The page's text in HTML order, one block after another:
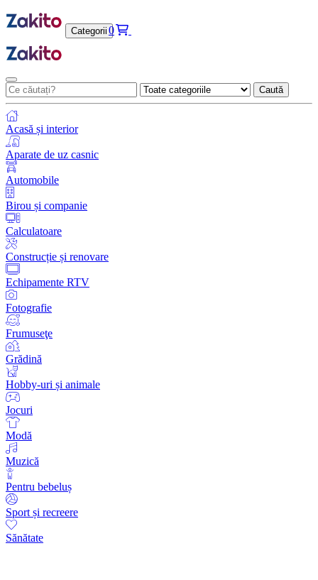
Categorii 0
Caută
Acasă și interior
Aparate de uz casnic
Automobile
Birou și companie
Calculatoare
Construcție și renovare
Echipamente RTV
Fotografie
Frumuseţe
Grădină
Hobby-uri și animale
Jocuri
Modă
Muzică
Pentru bebeluș
Sport și recreere
Sănătate